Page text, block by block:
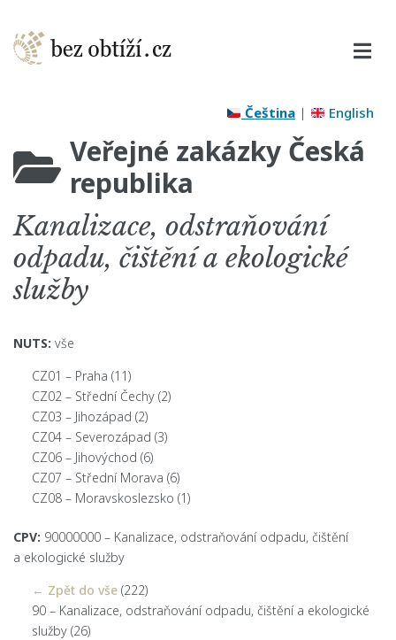
Čeština| English
Veřejné zakázky Česká
republika
Kanalizace, odstraňování
odpadu, čištění a ekologické
služby
NUTS: vše
CZ01 – Praha (11)
CZ02 – Střední Čechy (2)
CZ03 – Jihozápad (2)
CZ04 – Severozápad (3)
CZ06 – Jihovýchod (6)
CZ07 – Střední Morava (6)
CZ08 – Moravskoslezsko (1)
CPV: 90000000 – Kanalizace, odstraňování odpadu, čištění
a ekologické služby
← Zpět do vše (222)
90 – Kanalizace, odstraňování odpadu, čištění a ekologické
služby (26)